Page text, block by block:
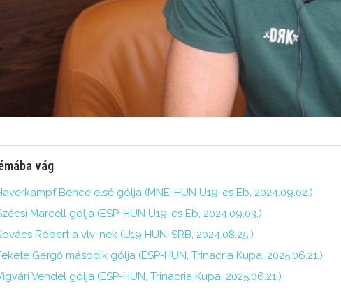
vág
Bence első gólja (MNE-HUN U19-es Eb, 2024.09.02.)
Marcell gólja (ESP-HUN U19-es Eb, 2024.09.03.)
Róbert a vlv-nek (U19 HUN-SRB, 2024.08.25.)
Gergő második gólja (ESP-HUN, Trinacria Kupa, 2025.06.21.)
Vendel gólja (ESP-HUN, Trinacria Kupa, 2025.06.21.)